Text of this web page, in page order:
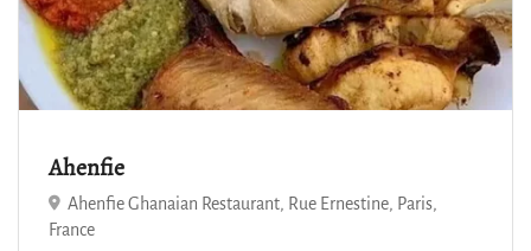
Ahenfie
Ahenfie Ghanaian Restaurant, Rue Ernestine, Paris,
France